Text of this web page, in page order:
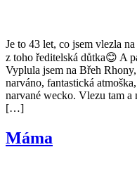
Je to 43 let, co jsem vlezla
z toho ředitelská důtka😊 A
Vyplula jsem na Břeh
narváno, fantastická
narvané wecko. Vlezu tam a
[…]
Máma